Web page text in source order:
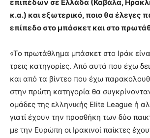
επιπέδων σε Ελλάδα (Καβάλα,
κ.α.) και εξωτερικό, ποιο θα έλεγες
επίπεδο στο μπάσκετ και στο
«Το πρωτάθλημα μπάσκετ στο Ιράκ
τρεις κατηγορίες. Από αυτά που έχω
και από τα βίντεο που έχω
στην πρώτη κατηγορία θα
ομάδες της ελληνικής Elite League ή
γιατί έχουν την προσθήκη των δύο
με την Ευρώπη οι Ιρακινοί παίκτες